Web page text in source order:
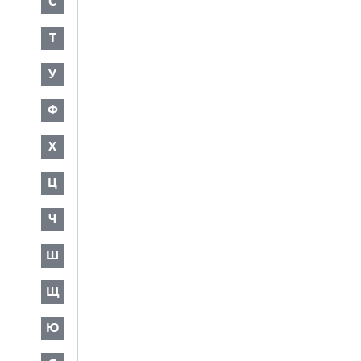
Т
У
Ф
Х
Ц
Ч
Ш
Щ
Ю